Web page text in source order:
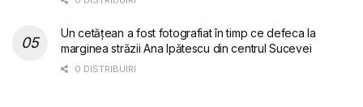
Un cetățean a fost fotografiat în timp ce defeca la
marginea străzii Ana Ipătescu din centrul Sucevei
0 DISTRIBUIRI